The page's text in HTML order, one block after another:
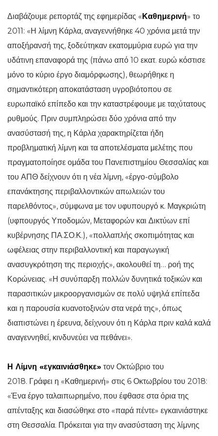
Διαβάζουμε ρεπορτάζ της εφημερίδας «Καθημερινή» το
2011: «Η λίμνη Κάρλα, αναγεννήθηκε 40 χρόνια μετά την
αποξήρανσή της, ξοδεύτηκαν εκατομμύρια ευρώ για την
υδάτινη επαναφορά της (πάνω από 10 εκατ. ευρώ κόστισε
μόνο το κύριο έργο διαμόρφωσης), θεωρήθηκε η
σημαντικότερη αποκατάσταση υγροβιότοπου σε
ευρωπαϊκό επίπεδο και την καταστρέφουμε με ταχύτατους
ρυθμούς. Πριν συμπληρώσει δύο χρόνια από την
ανασύστασή της, η Κάρλα χαρακτηρίζεται ήδη
προβληματική λίμνη και τα αποτελέσματα μελέτης που
πραγματοποίησε ομάδα του Πανεπιστημίου Θεσσαλίας και
του ΑΠΘ δείχνουν ότι η νέα λίμνη, «έργο-σύμβολο
επανάκτησης περιβαλλοντικών απωλειών του
παρελθόντος», σύμφωνα με τον υφυπουργό κ. Μαγκριώτη
(υφπουργός Υποδομών, Μεταφορών και Δικτύων επί
κυβέρνησης ΠΑ.ΣΟ.Κ.), «πολλαπλής σκοπιμότητας και
ωφέλειας στην περιβαλλοντική και παραγωγική
ανασυγκρότηση της περιοχής», ακολουθεί τη… ροή της
Κορώνειας. «Η συνύπαρξη πολλών δυνητικά τοξικών και
παρασιτικών μικροοργανισμών σε πολύ υψηλά επίπεδα
και η παρουσία κυανοτοξινών στα νερά της», όπως
διαπιστώνει η έρευνα, δείχνουν ότι η Κάρλα πριν καλά καλά
αναγεννηθεί, κινδυνεύει να πεθάνει».
Η Λίμνη «εγκαινιάσθηκε» τον Οκτώβριο του
2018. Γράφει η «Καθημερινή» στις 6 Οκτωβρίου του 2018:
«Ένα έργο ταλαιπωρημένο, που έφθασε στα όρια της
απένταξης και διασώθηκε στο «παρά πέντε» εγκαινιάστηκε
στη Θεσσαλία. Πρόκειται για την ανασύσταση της λίμνης